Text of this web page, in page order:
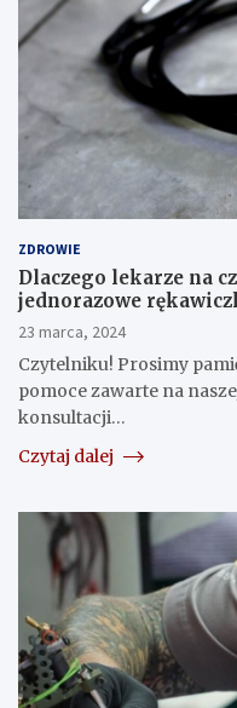
ZDROWIE
Dlaczego lekarze na
jednorazowe
23 marca, 2024
Czytelniku! Prosimy
pomoce zawarte na
konsultacji…
Czytaj dalej